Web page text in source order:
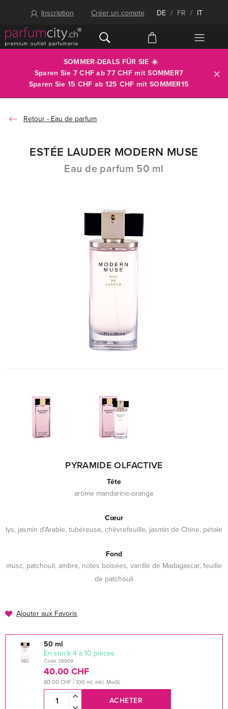
Inscription Créer un compte DE / FR / IT
SOMMER-DEALS FÜR SIE ☀️
Sparen Sie 7 CHF ab 77 CHF mitSOMMER7
Sparen Sie 15 CHF ab 125 CHF mit SOMMER15
Eau de parfum
ESTÉE LAUDER MODERN MUSE
Eau de parfum 50 ml
PYRAMIDE OLFACTIVE
Tête
arôme mandarine-orange
Cœur
lys, jasmin d'Arabie, tubéreuse, chèvrefeuille, jasmin de Chine, pétale
Fond
musc, patchouli, ambre, notes boisées, vanille de Madagascar, feuille
de patchouli
Ajouter aux Favoris
50 ml
En stock 4 à 10 pièces
Code 36909
40.00 CHF
80.00 CHF / 100 ml, inkl. MwSt.
ACHETER